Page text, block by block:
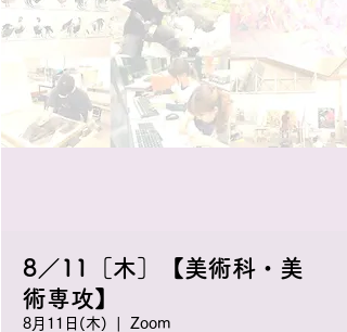
8／11［木］【美術科・美
術専攻】
8月11日(木) Zoom